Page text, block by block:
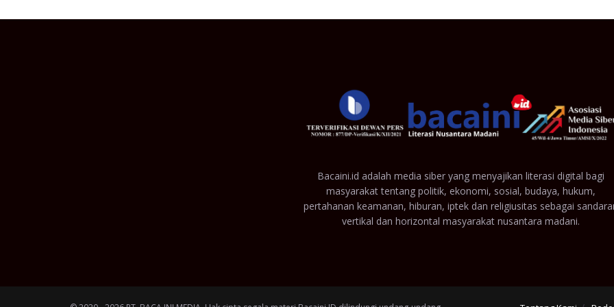
Bacaini.id adalah media siber yang menyajikan literasi digital bagi
masyarakat tentang politik, ekonomi, sosial, budaya, hukum,
pertahanan keamanan, hiburan, iptek dan religiusitas sebagai
vertikal dan horizontal masyarakat nusantara madani.